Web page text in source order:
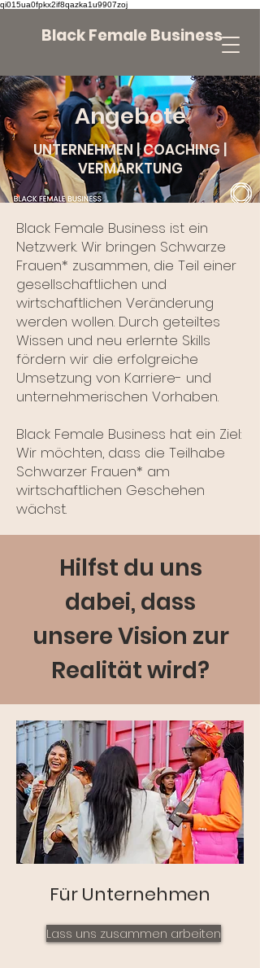
qi015ua0fpkx2if8qazka1u9907zoj
Black Female Business
Angebote
UNTERNEHMEN | COACHING |
VERMARKTUNG
Black Female Business ist ein
Netzwerk. Wir bringen Schwarze
Frauen* zusammen, die Teil einer
gesellschaftlichen und
wirtschaftlichen Veränderung
werden wollen. Durch geteiltes
Wissen und neu erlernte Skills
fördern wir die erfolgreiche
Umsetzung von Karriere- und
unternehmerischen Vorhaben.
Black Female Business hat ein Ziel:
Wir möchten, dass die Teilhabe
Schwarzer Frauen* am
wirtschaftlichen Geschehen
wächst.
Hilfst du uns
dabei, dass
unsere Vision zur
Realität wird?
Für Unternehmen
Lass uns zusammen arbeiten